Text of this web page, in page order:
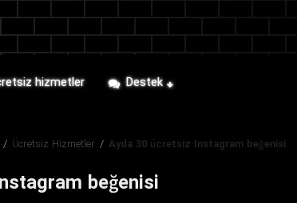
hizmetler Destek
/ Ücretsiz Hizmetler / Ayda 30 ücretsiz Instagram beğenisi
beğenisi